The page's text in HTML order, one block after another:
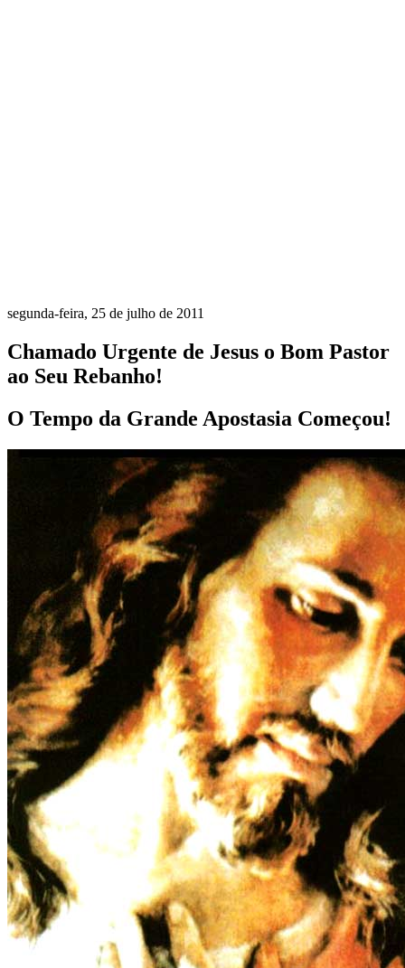
segunda-feira, 25 de julho de 2011
Chamado Urgente de Jesus o Bom Pastor
ao Seu Rebanho!
O Tempo da Grande Apostasia Começou!